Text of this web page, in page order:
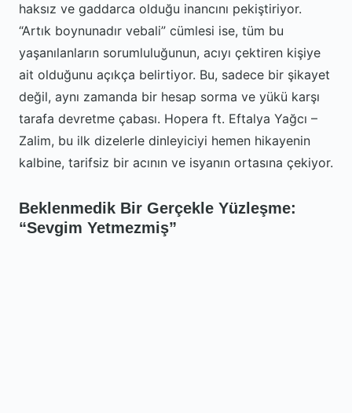
haksız ve gaddarca olduğu inancını pekiştiriyor.
“Artık boynunadır vebali” cümlesi ise, tüm bu
yaşanılanların sorumluluğunun, acıyı çektiren kişiye
ait olduğunu açıkça belirtiyor. Bu, sadece bir şikayet
değil, aynı zamanda bir hesap sorma ve yükü karşı
tarafa devretme çabası. Hopera ft. Eftalya Yağcı –
Zalim, bu ilk dizelerle dinleyiciyi hemen hikayenin
kalbine, tarifsiz bir acının ve isyanın ortasına çekiyor.
Beklenmedik Bir Gerçekle Yüzleşme:
“Sevgim Yetmezmiş”